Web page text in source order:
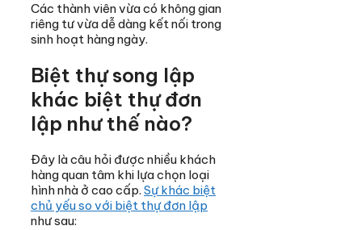
Các thành viên vừa có không gian
riêng tư vừa dễ dàng kết nối trong
sinh hoạt hàng ngày.
Biệt thự song lập
khác biệt thự đơn
lập như thế nào?
Đây là câu hỏi được nhiều khách
hàng quan tâm khi lựa chọn loại
hình nhà ở cao cấp. Sự khác biệt
chủ yếu so với biệt thự đơn lập
như sau: